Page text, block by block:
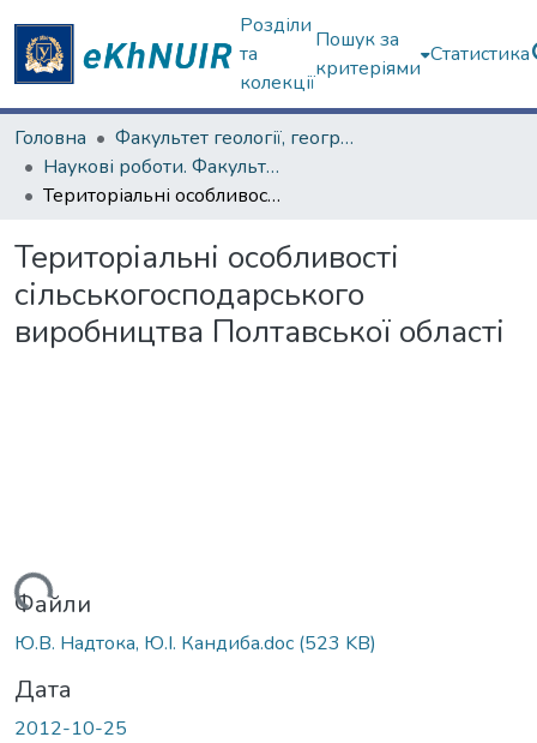
Розділи
та
колекції
Пошук за
критеріями
Статистика
Головна
Факультет геології, географіії, рекреації і туризму
Наукові роботи. Факультет геології, географіії, рекреації і туризму
Територіальні особливості сільськогосподарського виробництва Полтавської області
Територіальні особливості
сільськогосподарського
виробництва Полтавської області
Файли
Ю.В. Надтока, Ю.І. Кандиба.doc (523 KB)
Дата
2012-10-25